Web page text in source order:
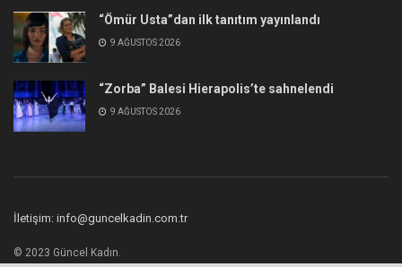
“Ömür Usta”dan ilk tanıtım yayınlandı
9 AĞUSTOS 2026
“Zorba” Balesi Hierapolis’te sahnelendi
9 AĞUSTOS 2026
İletişim: info@guncelkadin.com.tr
© 2023 Güncel Kadın.